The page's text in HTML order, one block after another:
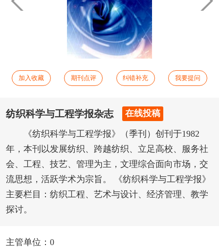
加入收藏 期刊点评 纠错补充 我要提问
纺织科学与工程学报杂志 在线投稿
《纺织科学与工程学报》（季刊）创刊于1982
年，本刊以发展纺织、跨越纺织、立足高校、服务社
会、工程、技艺、管理为主，文理综合面向市场，交
流思想，活跃学术为宗旨。 《纺织科学与工程学报》
主要栏目：纺织工程、艺术与设计、经济管理、教学
探讨。
主管单位：0